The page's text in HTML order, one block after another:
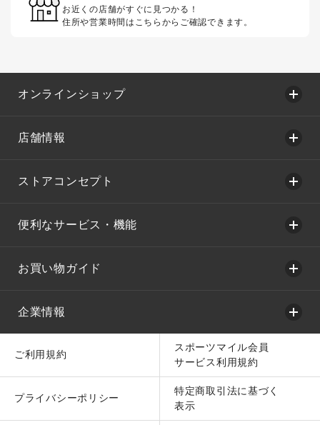
お近くの店舗がすぐに見つかる！
住所や営業時間はこちらからご確認できます。
オンラインショップ
店舗情報
ストアコンセプト
便利なサービス・機能
お買い物ガイド
企業情報
ご利用規約
スポーツマイル会員
サービス利用規約
プライバシーポリシー
特定商取引法に基づく
表示